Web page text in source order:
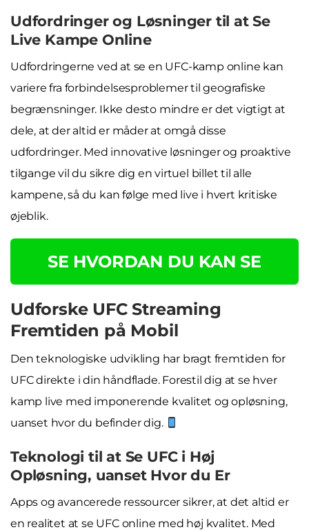
Udfordringer og Løsninger til at Se
Live Kampe Online
Udfordringerne ved at se en UFC-kamp online kan
variere fra forbindelsesproblemer til geografiske
begrænsninger. Ikke desto mindre er det vigtigt at
dele, at der altid er måder at omgå disse
udfordringer. Med innovative løsninger og proaktive
tilgange vil du sikre dig en virtuel billet til alle
kampene, så du kan følge med live i hvert kritiske
øjeblik.
SE HVORDAN DU KAN SE
Udforske UFC Streaming
Fremtiden på Mobil
Den teknologiske udvikling har bragt fremtiden for
UFC direkte i din håndflade. Forestil dig at se hver
kamp live med imponerende kvalitet og opløsning,
uanset hvor du befinder dig.
Teknologi til at Se UFC i Høj
Opløsning, uanset Hvor du Er
Apps og avancerede ressourcer sikrer, at det altid er
en realitet at se UFC online med høj kvalitet. Med